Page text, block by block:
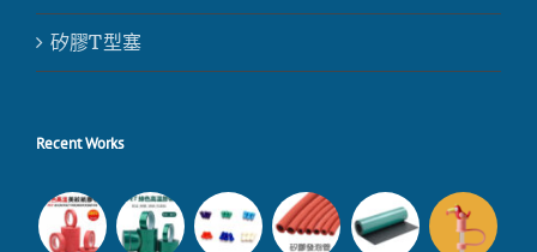
矽膠T型塞
Recent Works